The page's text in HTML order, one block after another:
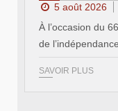
5 août 2026
À l’occasion du
de
SAVOIR PLUS